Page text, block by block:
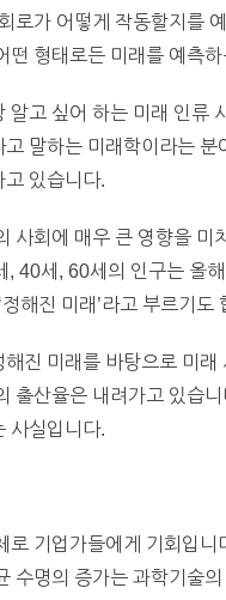
로가 어떻게 작동할지를
떤 형태로든 미래를 예측
알고 싶어 하는 미래 인류
고 말하는 미래학이라는
고 있습니다.
사회에 매우 큰 영향을 미
, 40세, 60세의 인구는 올
해진 미래’라고 부르기도
해진 미래를 바탕으로 미
출산율은 내려가고 있습
사실입니다.
로 기업가들에게 기회입
수명의 증가는 과학기술